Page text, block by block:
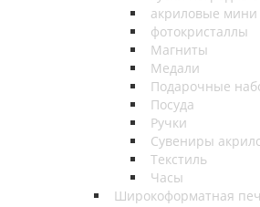
акриловые мини
фотокристаллы
Магниты
Медали
Подарочные
Посуда
Ручки
Сувениры
Текстиль
Часы
Широкоформатная